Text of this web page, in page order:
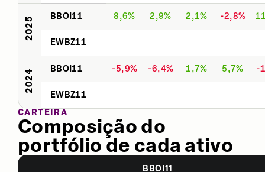
2025 BBOI11 8,6% 2,9% 2,1% -2,8%
EWBZ11
2024 BBOI11 -5,9% -6,4% 1,7% 5,7% -
EWBZ11
CARTEIRA
Composição do
portfólio de cada ativo
BBOI11